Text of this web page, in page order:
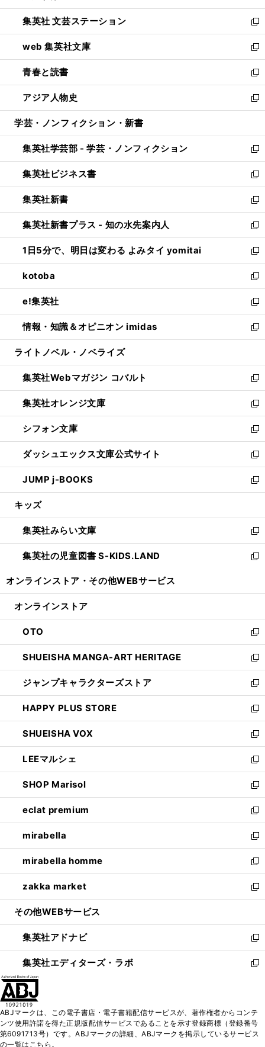
開
く
ウ
ィ
ン
ド
ウ
で
開
く
し
い
ウ
ィ
ン
ド
ウ
で
開
集英社 文芸ステーション
新
し
い
ウ
ィ
ン
ド
ウ
開
く
web 集英社文庫
新
し
い
ウ
ィ
ン
ウ
で
開
く
青春と読書
新
し
い
ウ
ン
ド
ウ
で
開
く
アジア人物史
新
し
ウ
ィ
ン
ド
ウ
で
開
く
学芸・ノンフィクション・新書
集英社学芸部 - 学芸・ノンフィクション
新
し
い
ウ
ィ
ン
ド
ウ
で
開
く
集英社ビジネス書
新
し
い
ウ
ィ
ン
ド
ウ
で
開
く
集英社新書
新
し
い
ウ
ィ
ン
ド
ウ
で
開
く
集英社新書プラス - 知の水先案内人
新
し
い
ウ
ィ
ン
ド
ウ
で
開
1日5分で、明日は変わる よみタイ yomitai
新
し
い
ウ
ィ
ン
ド
ウ
開
く
kotoba
新
し
い
ウ
ィ
ン
ウ
で
開
く
e!集英社
新
し
い
ウ
ン
ド
ウ
で
開
く
情報・知識＆オピニオン imidas
新
し
ウ
ィ
ン
ド
ウ
で
開
く
ライトノベル・ノベライズ
集英社Webマガジン コバルト
新
し
い
ウ
ィ
ン
ド
ウ
で
開
集英社オレンジ文庫
新
し
い
ウ
ィ
ン
ド
ウ
開
く
シフォン文庫
新
し
い
ウ
ィ
ン
ウ
で
開
く
ダッシュエックス文庫公式サイト
新
し
い
ウ
ン
ド
ウ
で
JUMP j-BOOKS
新
し
ウ
ィ
ン
ド
開
キッズ
集英社みらい文庫
新
し
い
ン
ウ
で
開
く
集英社の児童図書 S-KIDS.LAND
新
ウ
ン
ド
ウ
で
開
く
オンラインストア・ その他WEBサービス
オンラインストア
OTO
新
し
い
ウ
ィ
ン
ド
ウ
で
開
く
SHUEISHA MANGA-ART HERITAGE
新
し
い
ウ
ィ
ン
ド
ウ
で
開
く
ジャンプキャラクターズストア
新
し
い
ウ
ィ
ン
ド
ウ
で
開
く
HAPPY PLUS STORE
新
し
い
ウ
ィ
ン
ド
ウ
で
開
く
SHUEISHA VOX
新
し
い
ウ
ィ
ン
ド
ウ
で
開
く
LEEマルシェ
新
し
い
ウ
ィ
ン
ド
ウ
で
開
く
SHOP Marisol
新
し
い
ウ
ィ
ン
ド
ウ
で
開
eclat premium
新
し
い
ウ
ィ
ン
ド
ウ
開
く
mirabella
新
し
い
ウ
ィ
ン
ウ
で
開
く
mirabella homme
新
し
い
ウ
ン
ド
ウ
で
zakka market
新
し
ウ
ィ
ン
ド
く
その他WEBサービス
集英社アドナビ
新
し
い
ド
ウ
で
集英社エディターズ・ラボ
新
ィ
ン
ド
ABJマークは、この電子書店・電子書籍配信サービスが、著作権者からコンテ
ンツ使用許諾を得た正規版配信サービスであることを示す登録商標（登録番号
第6091713号）です。ABJマークの詳細、ABJマークを掲示しているサービス
の一覧はこちら。